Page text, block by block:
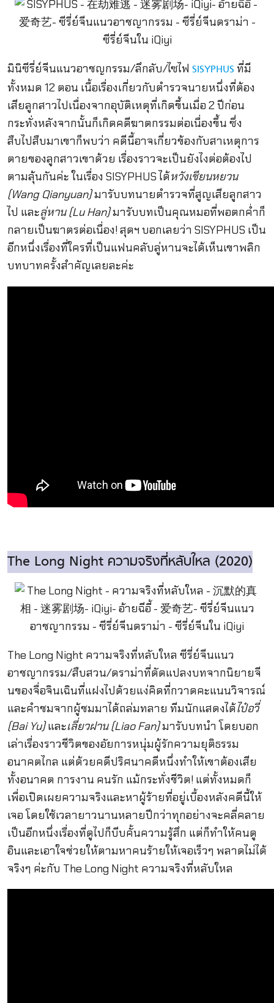
มินิซีรี่ย์จีนแนวอาชญกรรม/ลึกลับ/ไซไฟ SISYPHUS ที่มี
ทั้งหมด 12 ตอน เนื้อเรื่องเกี่ยวกับตำรวจนายหนึ่งที่ต้อง
เสียลูกสาวไปเนื่องจากอุบัติเหตุที่เกิดขึ้นเมื่อ 2 ปีก่อน
กระทั่งหลังจากนั้นก็เกิดคดีฆาตกรรมต่อเนื่องขึ้น ซึ่ง
สืบไปสืบมาเขาก็พบว่า คดีนี้อาจเกี่ยวข้องกับสาเหตุการ
ตายของลูกสาวเขาด้วย เรื่องราวจะเป็นยังไงต่อต้องไป
ตามลุ้นกันค่ะ ในเรื่อง SISYPHUS ได้หวังเชียนหยวน
(Wang Qianyuan)มารับบทนายตำรวจที่สูญเสียลูกสาว
ไป และลู่หาน (Lu Han)มารับบทเป็นคุณหมอที่พอตกค่ำก็
กลายเป็นฆาตรต่อเนื่อง! สุดฯ บอกเลยว่า SISYPHUS เป็น
อีกหนึ่งเรื่องที่ใครที่เป็นแฟนคลับลู่หานจะได้เห็นเขาพลิก
บทบาทครั้งสำคัญเลยละค่ะ
The Long Night ความจริงที่หลับใหล (2020)
The Long Night ความจริงที่หลับใหล ซีรี่ย์จีนแนว
อาชญากรรม/สืบสวน/ดราม่าที่ดัดแปลงบทจากนิยายจี
นของจื่อจินเฉินที่แฝงไปด้วยแง่คิดที่กวาดคะแนนวิจารณ์
และคำชมจากผู้ชมมาได้ถล่มทลาย ทีมนักแสดงได้ไป๋อวี่
(Bai Yu)และเลี่ยวฝาน (Liao Fan)มารับบทนำ โดยบอก
เล่าเรื่องราวชีวิตของอัยการหนุ่มผู้รักความยุติธรรม
อนาคตไกล แต่ด้วยคดีปริศนาคดีหนึ่งทำให้เขาต้องเสีย
ทั้งอนาคต การงาน คนรัก แม้กระทั่งชีวิต! แต่ทั้งหมดก็
เพื่อเปิดเผยความจริงและหาผู้ร้ายที่อยู่เบื้องหลังคดีนี้ให้
เจอ โดยใช้เวลายาวนานหลายปีกว่าทุกอย่างจะคลี่คลาย
เป็นอีกหนึ่งเรื่องที่ดูไปก็บีบคั้นความรู้สึก แต่ก็ทำให้คนดู
อินและเอาใจช่วยให้ตามหาคนร้ายให้เจอเร็วๆ พลาดไม่ได้
จริงๆ ค่ะกับ The Long Night ความจริงที่หลับใหล